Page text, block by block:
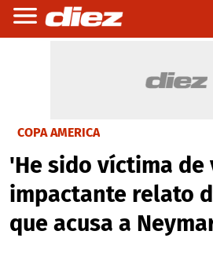
COPA AMERICA
'He sido víctima
impactante relato
que acusa a